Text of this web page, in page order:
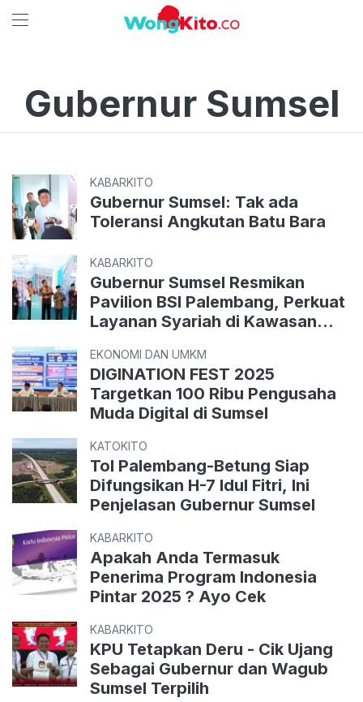
Gubernur Sumsel
KABARKITO
Gubernur Sumsel: Tak ada
Toleransi Angkutan Batu Bara
KABARKITO
Gubernur Sumsel Resmikan
Pavilion BSI Palembang, Perkuat
Layanan Syariah di Kawasan
EKONOMI DAN UMKM
DIGINATION FEST 2025
Targetkan 100 Ribu Pengusaha
Muda Digital di Sumsel
KATOKITO
Tol Palembang-Betung Siap
Difungsikan H-7 Idul Fitri, Ini
Penjelasan Gubernur Sumsel
KABARKITO
Apakah Anda Termasuk
Penerima Program Indonesia
Pintar 2025 ? Ayo Cek
KABARKITO
KPU Tetapkan Deru - Cik Ujang
Sebagai Gubernur dan Wagub
Sumsel Terpilih